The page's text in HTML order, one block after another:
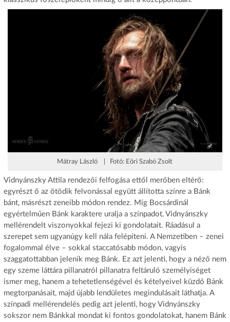
Mátray László | Fotó: Eöri Szabó Zsolt
Vidnyánszky Attila rendezői felfogása ettől merőben eltérő:
egyrészt ő az ötödik felvonással együtt állította színre a Bánk
bánt, másrészt zeneibb módon rendez. Míg Bocsárdinál
egyértelműen Bánk karaktere uralja a színpadot, Vidnyánszky
mellérendelt viszonyokkal fejezi ki gondolatait. Ráadásul a
szerepet sem ugyanúgy kell nála felépíteni. A Nemzetiben – zenei
fogalommal élve – sokkal staccatósabb módon, vagyis
szaggatottabban jelenik meg Bánk. Ez azt jelenti, hogy a néző nem
egy szeme láttára pillanatról pillanatra feltáruló személyiséget
ismer meg, hanem a tehetetlenségével és kételyeivel küzdő Bánk
megtorpanásait, majd újabb lendületes megindulásait láthatja. A
színpadi mellérendelés pedig azt jelenti, hogy Vidnyánszky
sokszor nem Bánkkal mondat ki fontos gondolatokat, hanem Bánk